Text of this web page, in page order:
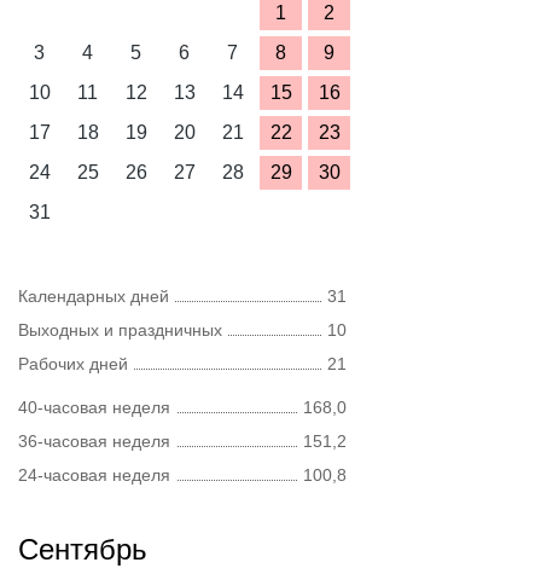
1
2
3
4 5 6 7 8
9
10
11 12 13 14 15
16
17
18 19 20 21 22
23
24
25 26 27 28 29
30
31
Календарных дней
31
Выходных и праздничных
10
Рабочих дней
21
40-часовая неделя
168,0
36-часовая неделя
151,2
24-часовая неделя
100,8
Сентябрь